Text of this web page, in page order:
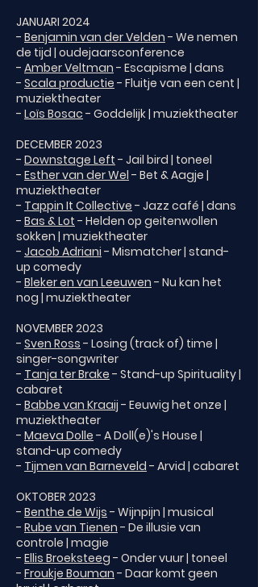
JANUARI 2024
- Benjamin van der Velden - We nemen
de tijd | oudejaarsconference
- Amber Veltman - Escapisme | dans
- Scala productie - Fluitje van een cent |
muziektheater
- Loïs Bosac - Goddelijk | muziektheater
DECEMBER 2023
- Downstage Left - Jail bird | toneel
- Esther van der Wel - Bet & Aagje |
muziektheater
- Tappin It Collective - Jazz café | dans
- Bas & Lot - Helden op geitenwollen
sokken | muziektheater
- Jacob Adriani - Mismatcher | stand-
up comedy
- Bleker en van Leeuwen - Nu kan het
nog | muziektheater
NOVEMBER 2023
- Sven Ross - Losing (track of) time |
singer-songwriter
- Tanja ter Brake - Stand-up Spirituality |
cabaret
- Babbe van Kraaij - Eeuwig het onze |
muziektheater
- Maeva Dolle - A Doll(e)'s House |
stand-up comedy
- Tijmen van Barneveld - Arvid | cabaret
OKTOBER 2023
- Benthe de Wijs - Wijnpijn | musical
- Rube van Tienen - De illusie van
controle | magie
- Ellis Broeksteeg - Onder vuur | toneel
- Froukje Bouman - Daar komt geen